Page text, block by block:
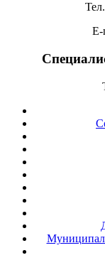
E-